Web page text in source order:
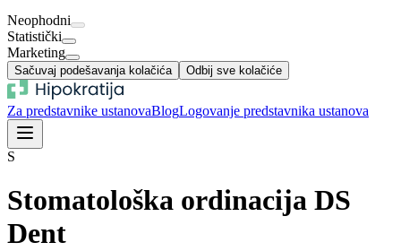
Neophodni
Statistički
Marketing
Sačuvaj podešavanja kolačića Odbij sve kolačiće
Za predstavnike ustanovaBlogLogovanje predstavnika ustanova
S
Stomatološka ordinacija DS
Dent